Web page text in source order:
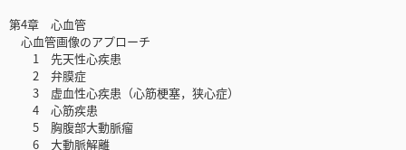
第4章 心血管
心血管画像のアプローチ
1 先天性心疾患
2 弁膜症
3 虚血性心疾患（心筋梗塞，狭心症）
4 心筋疾患
5 胸腹部大動脈瘤
6 大動脈解離